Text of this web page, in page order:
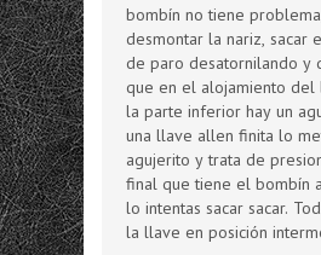
bombín no tiene
desmontar la nariz, sacar
de paro desatornilando y
que en el alojamiento del
la parte inferior hay un
una llave allen finita lo
agujerito y trata de
final que tiene el bombín
lo intentas sacar sacar.
la llave en posición